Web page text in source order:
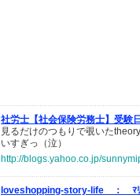
社労士【社会保険労務士】受
見るだけのつもりで覗いた
いすぎっ（泣）
http://blogs.yahoo.co.jp/
loveshopping-story-life ：
ﾏ